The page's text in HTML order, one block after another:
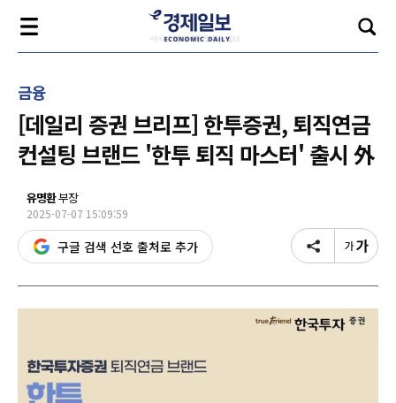
금융
[데일리 증권 브리프] 한투증권, 퇴직연금
컨설팅 브랜드 '한투 퇴직 마스터' 출시 外
유명환부장
2025-07-07 15:09:59
구글 검색 선호 출처로 추가